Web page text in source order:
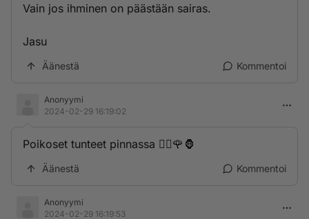
Vain jos ihminen on päästään sairas.
Jasu
Äänestä Kommentoi
Anonyymi
2024-02-29 16:19:02
Poikoset tunteet pinnassa 🧙‍♀️🌹🦍
Äänestä Kommentoi
Anonyymi
2024-02-29 16:19:53